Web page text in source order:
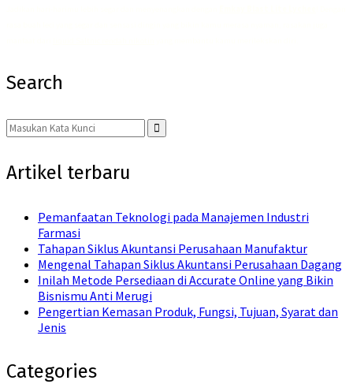
Search
Search
for:
Search
Artikel terbaru
Pemanfaatan Teknologi pada Manajemen Industri
Farmasi
Tahapan Siklus Akuntansi Perusahaan Manufaktur
Mengenal Tahapan Siklus Akuntansi Perusahaan Dagang
Inilah Metode Persediaan di Accurate Online yang Bikin
Bisnismu Anti Merugi
Pengertian Kemasan Produk, Fungsi, Tujuan, Syarat dan
Jenis
Categories